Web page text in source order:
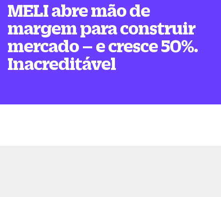
MELI abre mão de
margem para construir
mercado – e cresce 50%.
Inacreditável